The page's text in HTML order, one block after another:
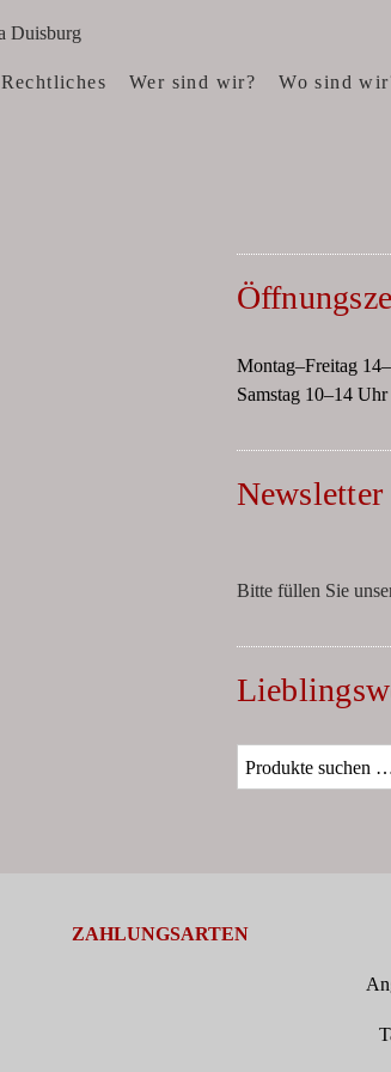
Rechtliches Wer sind wir? Wo sind
Montag–Freitag
Samstag 10–14 Uhr
Bitte füllen Sie
ZAHLUNGSARTEN